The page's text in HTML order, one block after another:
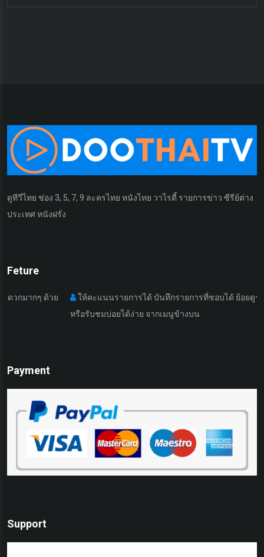
ดูทีวีไทย ช่อง 3, 5, 7, 9 ละครไทย หนังไทย วาไรตี้ รายการข่าว ซีรีย์ต่าง
ประเทศ หนังฝรั่ง
Feture
ด้วย
ให้คะแนนรายการได้ บันทึกรายการที่ชอบได้ ย้อยดูรายการที่เค
หรือรับชมบ่อยได้ง่าย จากเมนูข้างบน
Payment
Support